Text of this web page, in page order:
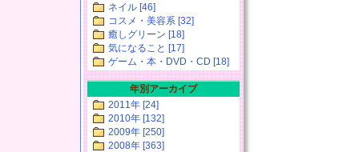
ネイル [46]
コスメ・美容系 [32]
癒しグリーン [18]
気になること [17]
ゲーム・本・DVD・CD [18]
年別アーカイブ
2011年 [24]
2010年 [132]
2009年 [250]
2008年 [363]